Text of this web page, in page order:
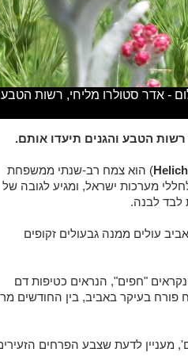
- אדר סטולרו מליחי, רשות הטבע
הטבע והגנים תיעדו אותם.
) הוא צמח רב-שנתי ממשפחת
מערכות ישראל, ומגיע לגובה של
"חפים", הנראים כטיפות דם
לא פרח אלא מה שנקרא "קרקפות" -